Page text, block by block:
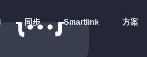
同步 Smartlink 方案